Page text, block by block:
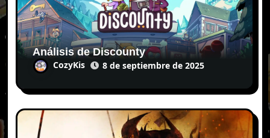
Análisis de Discounty
CozyKis 8 de septiembre de 2025